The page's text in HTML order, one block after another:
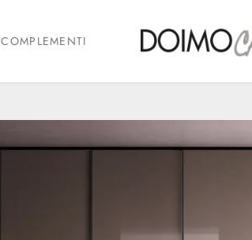
COMPLEMENTI